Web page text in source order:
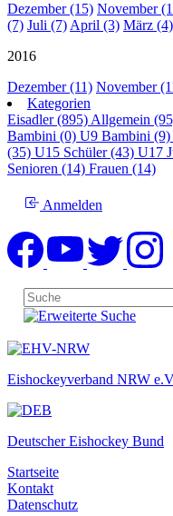
Dezember (15) November
(7) Juli (7)April (3) März (4)
2016
Dezember (11) November
Kategorien
Eisadler (895)Allgemein
Bambini (0) U9 Bambini (9)
(35) U15 Schüler (43) U17
Senioren (14) Frauen (14)
Anmelden
Eishockeyverband NRW
Deutscher Eishockey Bund
Startseite
Kontakt
Datenschutz